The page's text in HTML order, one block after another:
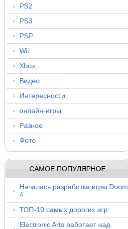
PS2
PS3
PSP
Wii
Xbox
Видео
Интересности
онлайн-игры
Разное
Фото
САМОЕ ПОПУЛЯРНОЕ
Началась разработка игры Doom
4
ТОП-10 самых дорогих игр
Electronic Arts работает над